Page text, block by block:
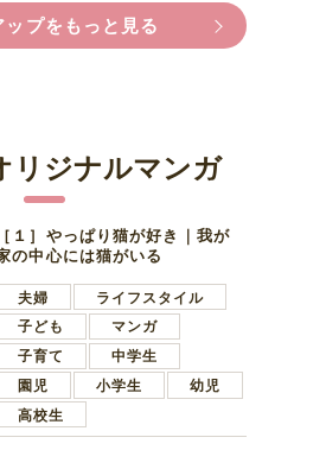
ップをもっと見る
リジナルマンガ
［１］やっぱり猫が好き｜我が
の中心には猫がいる
夫婦
ライフスタイル
子ども
マンガ
子育て
中学生
園児
小学生
幼児
高校生